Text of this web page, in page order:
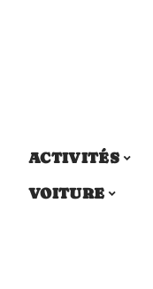
ACTIVITÉS
VOITURE